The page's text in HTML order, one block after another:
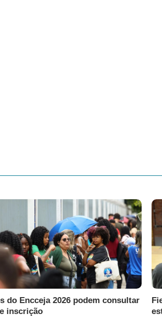
do Encceja 2026 podem consultar
inscrição